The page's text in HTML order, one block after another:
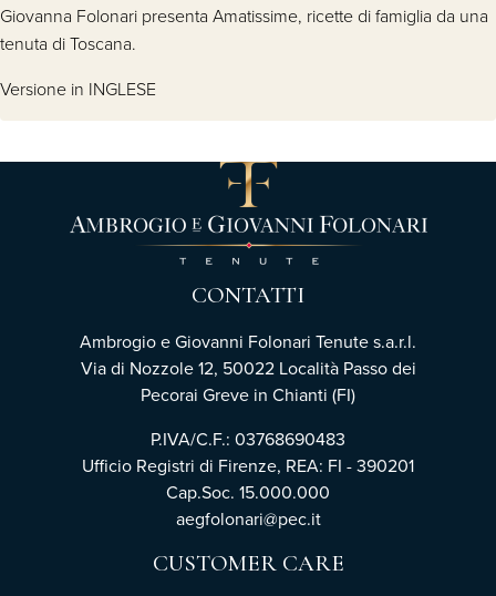
Giovanna Folonari presenta Amatissime, ricette di famiglia da una
tenuta di Toscana.
Versione in INGLESE
CONTATTI
Ambrogio e Giovanni Folonari Tenute s.a.r.l.
Via di Nozzole 12, 50022 Località Passo dei
Pecorai Greve in Chianti (FI)
P.IVA/C.F.: 03768690483
Ufficio Registri di Firenze, REA: FI - 390201
Cap.Soc. 15.000.000
aegfolonari@pec.it
CUSTOMER CARE